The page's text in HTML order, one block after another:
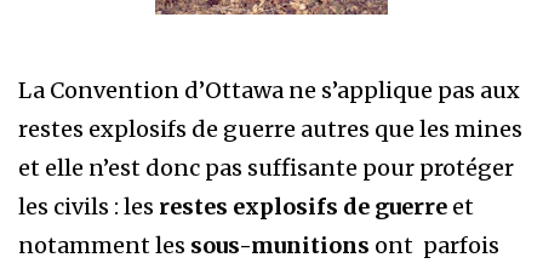
La Convention d’Ottawa ne s’applique pas aux
restes explosifs de guerre autres que les mines
et elle n’est donc pas suffisante pour protéger
les civils : les restes explosifs de guerre et
notamment les sous-munitions ont parfois